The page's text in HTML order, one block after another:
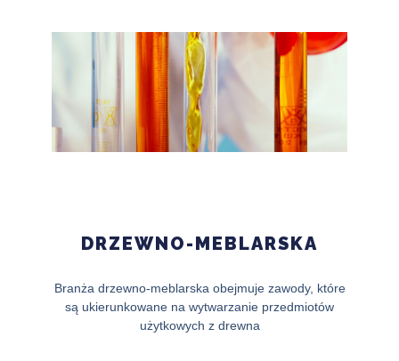
DRZEWNO-MEBLARSKA
Branża drzewno-meblarska obejmuje zawody, które
są ukierunkowane na wytwarzanie przedmiotów
użytkowych z drewna